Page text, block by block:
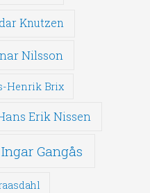
Knutzen
Nilsson
Henrik Brix
Erik Nissen
Ingar Gangås